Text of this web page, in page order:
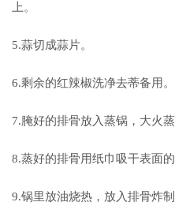
上。
5.蒜切成蒜片。
6.剩余的红辣椒洗净去蒂备用。
7.腌好的排骨放入蒸锅，大火蒸
8.蒸好的排骨用纸巾吸干表面的
9.锅里放油烧热，放入排骨炸制